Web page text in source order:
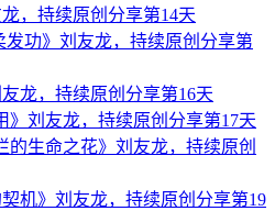
，持续原创分享第14天
发功》刘友龙，持续原创分享第
龙，持续原创分享第16天
》刘友龙，持续原创分享第17天
的生命之花》刘友龙，持续原创
机》刘友龙，持续原创分享第19